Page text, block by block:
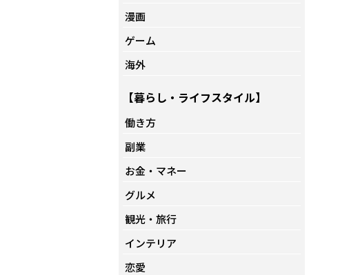
漫画
ゲーム
海外
【暮らし・ライフスタイル】
働き方
副業
お金・マネー
グルメ
観光・旅行
インテリア
恋愛